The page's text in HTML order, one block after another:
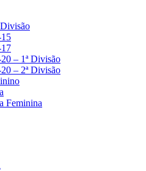
– 1ª Divisão
– 2ª Divisão
Feminina